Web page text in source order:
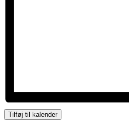
Tilføj til kalender